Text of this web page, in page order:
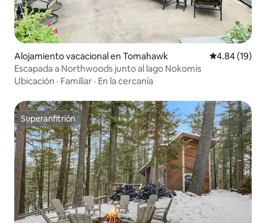
Alojamiento vacacional en Tomahawk Calificación
4.84 (19)
Escapada a Northwoods junto al lago Nokomis
Ubicación · Familiar · En la cercanía
Superanfitrión
Superanfitrión